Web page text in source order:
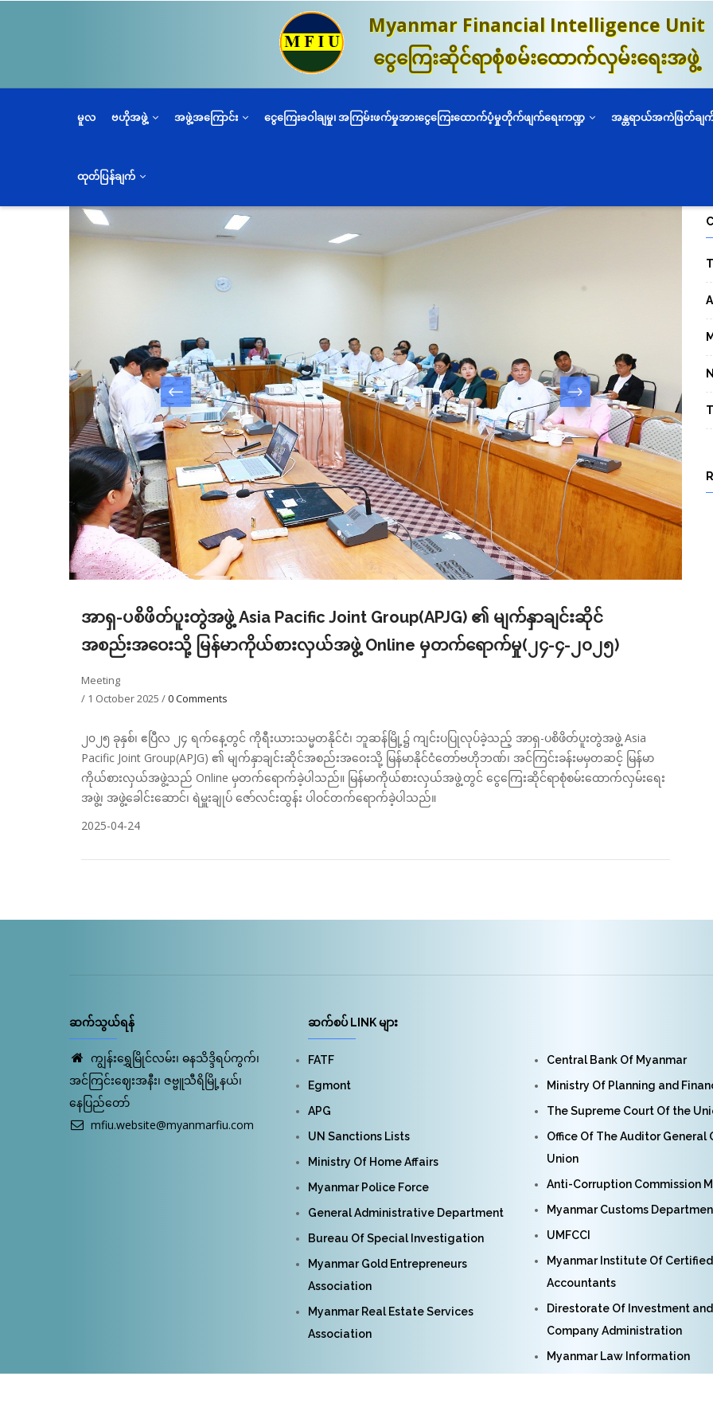
မည်
Myanmar Financial Intelligence Unit
ငွေကြေးဆိုင်ရာစုံစမ်းထောက်လှမ်းရေးအဖွဲ့
မူလ ဗဟိုအဖွဲ့ အဖွဲ့အကြောင်း ငွေကြေးခဝါချမှု၊ အကြမ်းဖက်မှုအားငွေကြေးထောက်ပံ့မှုတိုက်ဖျက်ရေးကဏ္ဍ အန္တရာယ်အကဲဖြတ်ချ
ထုတ်ပြန်ချက်
အာရှ-ပစိဖိတ်ပူးတွဲအဖွဲ့ Asia Pacific Joint Group(APJG) ၏ မျက်နှာချင်းဆိုင်
အစည်းအဝေးသို့ မြန်မာကိုယ်စားလှယ်အဖွဲ့ Online မှတက်ရောက်မှု(၂၄-၄-၂၀၂၅)
Meeting
/ 1 October 2025 /0 Comments
၂၀၂၅ ခုနှစ်၊ ဧပြီလ ၂၄ ရက်နေ့တွင် ကိုရီးယားသမ္မတနိုင်ငံ၊ ဘူဆန်မြို့၌ ကျင်းပပြုလုပ်ခဲ့သည့် အာရှ-ပစိဖိတ်ပူးတွဲအဖွဲ့ Asia
Pacific Joint Group(APJG) ၏ မျက်နှာချင်းဆိုင်အစည်းအဝေးသို့ မြန်မာနိုင်ငံတော်ဗဟိုဘဏ်၊ အင်ကြင်းခန်းမမှတဆင့် မြန်မာ
ကိုယ်စားလှယ်အဖွဲ့သည် Online မှတက်ရောက်ခဲ့ပါသည်။ မြန်မာကိုယ်စားလှယ်အဖွဲ့တွင် ငွေကြေးဆိုင်ရာစုံစမ်းထောက်လှမ်းရေး
အဖွဲ့၊ အဖွဲ့ခေါင်းဆောင်၊ ရဲမှူးချုပ် ဇော်လင်းထွန်း ပါဝင်တက်ရောက်ခဲ့ပါသည်။
2025-04-24
ဆက်သွယ်ရန်
ကျွန်းရွှေမြိုင်လမ်း၊ ဓနသိဒ္ဒိရပ်ကွက်၊
အင်ကြင်းဈေးအနီး၊ ဇဗ္ဗူသီရိမြို့နယ်၊
နေပြည်တော်
mfiu.website@myanmarfiu.com
ဆက်စပ် LINK များ
FATF
Egmont
APG
UN Sanctions Lists
Ministry Of Home Affairs
Myanmar Police Force
General Administrative Department
Bureau Of Special Investigation
Myanmar Gold Entrepreneurs
Association
Myanmar Real Estate Services
Association
Central Bank Of Myanmar
Ministry Of Planning and
The Supreme Court Of the
Office Of The Auditor General
Union
Anti-Corruption Commission
Myanmar Customs
UMFCCI
Myanmar Institute Of
Accountants
Direstorate Of Investment and
Company Administration
Myanmar Law Information